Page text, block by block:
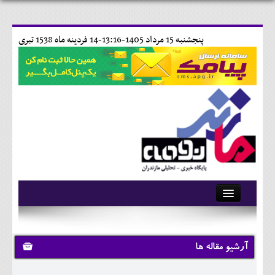
14 فردينه ماه 1538 تبری پنجشنبه 15 مرداد 1405-13:16-
آرشیو
تماس با ما
وبلاگ
آرشیو مقاله ها